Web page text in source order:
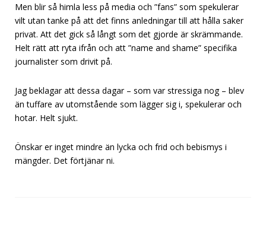
Men blir så himla less på media och ”fans” som spekulerar
vilt utan tanke på att det finns anledningar till att hålla saker
privat. Att det gick så långt som det gjorde är skrämmande.
Helt rätt att ryta ifrån och att ”name and shame” specifika
journalister som drivit på.
Jag beklagar att dessa dagar – som var stressiga nog – blev
än tuffare av utomstående som lägger sig i, spekulerar och
hotar. Helt sjukt.
Önskar er inget mindre än lycka och frid och bebismys i
mängder. Det förtjänar ni.